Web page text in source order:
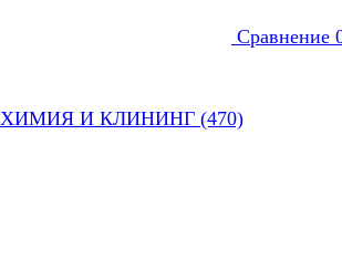
Сравнение
И КЛИНИНГ (470)